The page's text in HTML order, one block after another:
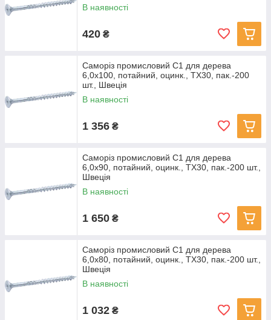
В наявності
420 ₴
Саморіз промисловий С1 для дерева
6,0х100, потайний, оцинк., TX30, пак.-200
шт., Швеція
В наявності
1 356 ₴
Саморіз промисловий С1 для дерева
6,0х90, потайний, оцинк., TX30, пак.-200 шт.,
Швеція
В наявності
1 650 ₴
Саморіз промисловий С1 для дерева
6,0х80, потайний, оцинк., TX30, пак.-200 шт.,
Швеція
В наявності
1 032 ₴